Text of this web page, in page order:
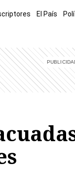
El País